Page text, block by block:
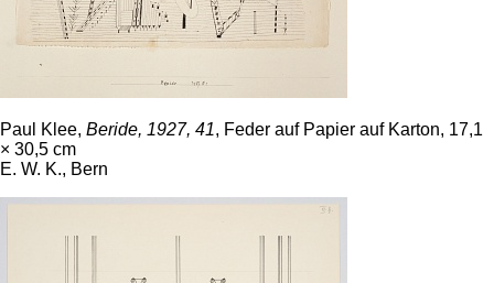
Paul Klee, Beride, 1927, 41, Feder auf Papier auf Karton, 17,1
× 30,5 cm
E. W. K., Bern